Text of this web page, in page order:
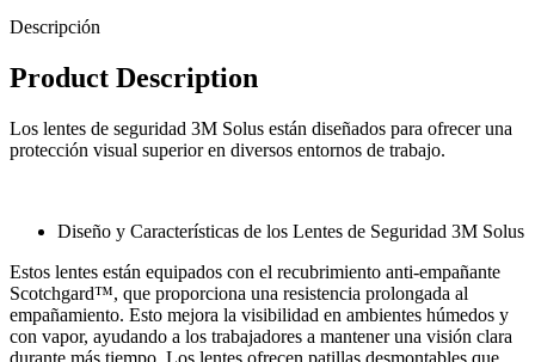
Descripción
Product Description
Los lentes de seguridad 3M Solus están diseñados para ofrecer una
protección visual superior en diversos entornos de trabajo.
Diseño y Características de los Lentes de Seguridad 3M Solus
Estos lentes están equipados con el recubrimiento anti-empañante
Scotchgard™, que proporciona una resistencia prolongada al
empañamiento. Esto mejora la visibilidad en ambientes húmedos y
con vapor, ayudando a los trabajadores a mantener una visión clara